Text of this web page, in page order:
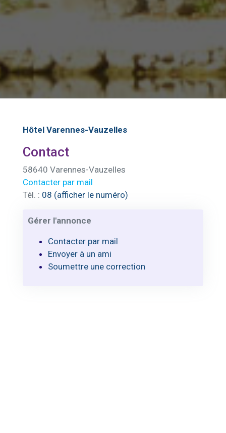
Hôtel Varennes-Vauzelles
Contact
58640 Varennes-Vauzelles
Contacter par mail
Tél. : 08 (afficher le numéro)
Gérer l'annonce
Contacter par mail
Envoyer à un ami
Soumettre une correction